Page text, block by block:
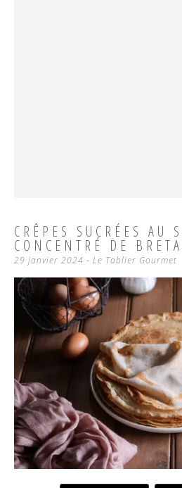
CRÊPES SUCRÉES AU
CONCENTRÉ DE
29 janvier 2024 - Le Tablier Gourmet